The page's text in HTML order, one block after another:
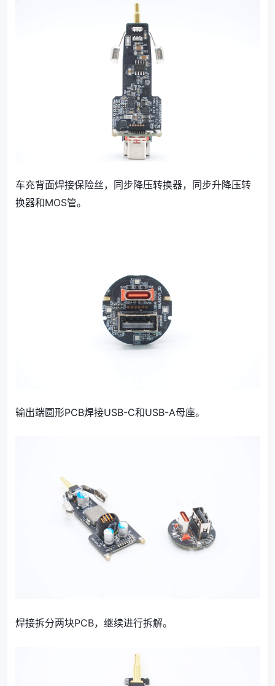
车充背面焊接保险丝，同步降压转换器，同步升降压转
换器和MOS管。
输出端圆形PCB焊接USB-C和USB-A母座。
焊接拆分两块PCB，继续进行拆解。